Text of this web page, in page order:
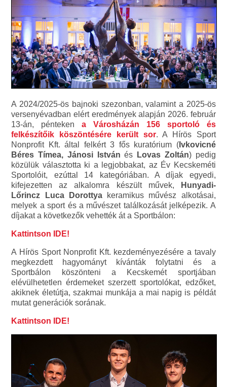
A 2024/2025-ös bajnoki szezonban, valamint a 2025-ös
versenyévadban elért eredmények alapján 2026. február
13-án, péntekena Városházán 156 sportoló és
felkészítőik köszöntésére került sor. A Hírös Sport
Nonprofit Kft. által felkért 3 fős kuratórium (Ivkovicné
Béres Tímea, Jánosi István és Lovas Zoltán) pedig
közülük választotta ki a legjobbakat, az Év Kecskeméti
Sportolóit, ezúttal 14 kategóriában. A díjak egyedi,
kifejezetten az alkalomra készült művek,
Hunyadi-
Lőrincz Luca Dorottyakeramikus művész alkotásai,
melyek a sport és a művészet találkozását jelképezik. A
díjakat a következők vehették át a Sportbálon:
Kattintson IDE!
A Hírös Sport Nonprofit Kft. kezdeményezésére a tavaly
megkezdett hagyományt kívánták folytatni és a
Sportbálon köszönteni a Kecskemét sportjában
elévülhetetlen érdemeket szerzett sportolókat, edzőket,
akiknek életútja, szakmai munkája a mai napig is példát
mutat generációk sorának.
Kattintson IDE!